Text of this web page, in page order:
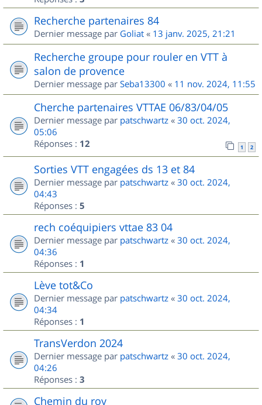
Recherche partenaires 84
Dernier message par Goliat « 13 janv. 2025, 21:21
Recherche groupe pour rouler en VTT à
salon de provence
Dernier message par Seba13300 « 11 nov. 2024, 11:55
Cherche partenaires VTTAE 06/83/04/05
Dernier message par patschwartz « 30 oct. 2024,
05:06
Réponses : 12 1 2
Sorties VTT engagées ds 13 et 84
Dernier message par patschwartz « 30 oct. 2024,
04:43
Réponses : 5
rech coéquipiers vttae 83 04
Dernier message par patschwartz « 30 oct. 2024,
04:36
Réponses : 1
Lève tot&Co
Dernier message par patschwartz « 30 oct. 2024,
04:34
Réponses : 1
TransVerdon 2024
Dernier message par patschwartz « 30 oct. 2024,
04:26
Réponses : 3
Chemin du roy